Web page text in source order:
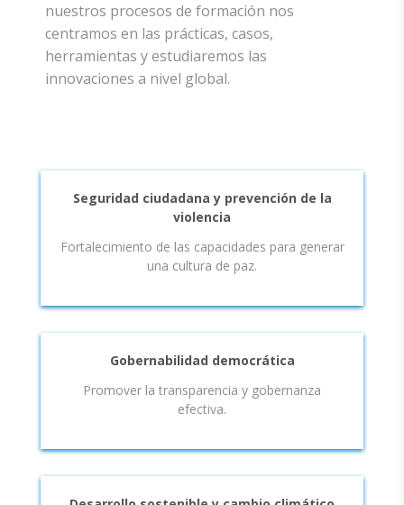
nuestros procesos de formación nos
centramos en las prácticas, casos,
herramientas y estudiaremos las
innovaciones a nivel global.
Seguridad ciudadana y prevención de la
violencia
Fortalecimiento de las capacidades para generar
una cultura de paz.
Gobernabilidad democrática
Promover la transparencia y gobernanza
efectiva.